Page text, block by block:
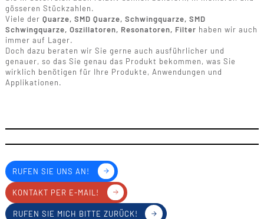
gösseren Stückzahlen.
Viele der Quarze, SMD Quarze, Schwingquarze, SMD
Schwingquarze, Oszillatoren, Resonatoren, Filter haben wir auch
immer auf Lager.
Doch dazu beraten wir Sie gerne auch ausführlicher und
genauer, so das Sie genau das Produkt bekommen, was Sie
wirklich benötigen für Ihre Produkte, Anwendungen und
Applikationen.
RUFEN SIE UNS AN!
KONTAKT PER E-MAIL!
RUFEN SIE MICH BITTE ZURÜCK!